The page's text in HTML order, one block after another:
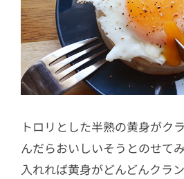
トロリとした半熟の黄身がク
んだらおいしいそうとのせて
入れれば黄身がどんどんクラ